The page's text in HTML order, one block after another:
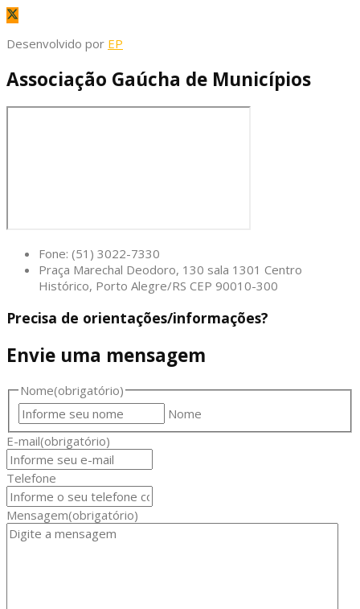
Desenvolvido por EP
Associação Gaúcha de Municípios
Fone: (51) 3022-7330
Praça Marechal Deodoro, 130 sala 1301 Centro
Histórico, Porto Alegre/RS CEP 90010-300
Precisa de orientações/informações?
Envie uma mensagem
Nome(obrigatório)
Nome
E-mail(obrigatório)
Telefone
Mensagem(obrigatório)